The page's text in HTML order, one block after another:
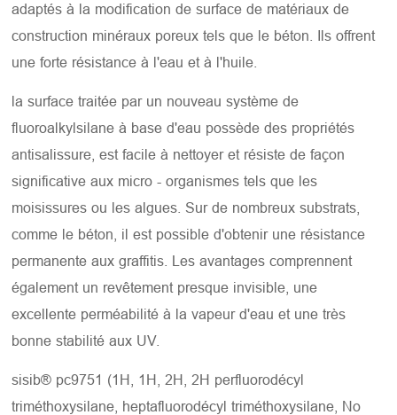
adaptés à la modification de surface de matériaux de
construction minéraux poreux tels que le béton. Ils offrent
une forte résistance à l'eau et à l'huile.
la surface traitée par un nouveau système de
fluoroalkylsilane à base d'eau possède des propriétés
antisalissure, est facile à nettoyer et résiste de façon
significative aux micro - organismes tels que les
moisissures ou les algues. Sur de nombreux substrats,
comme le béton, il est possible d'obtenir une résistance
permanente aux graffitis. Les avantages comprennent
également un revêtement presque invisible, une
excellente perméabilité à la vapeur d'eau et une très
bonne stabilité aux UV.
sisib® pc9751 (1H, 1H, 2H, 2H perfluorodécyl
triméthoxysilane, heptafluorodécyl triméthoxysilane, No